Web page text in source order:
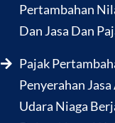
Pertambahan
Dan Jasa Dan
Pajak
Penyerahan
Udara Niaga